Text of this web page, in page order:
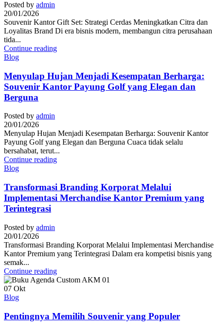
Posted by admin
20/01/2026
Souvenir Kantor Gift Set: Strategi Cerdas Meningkatkan Citra dan
Loyalitas Brand Di era bisnis modern, membangun citra perusahaan
tida...
Continue reading
Blog
Menyulap Hujan Menjadi Kesempatan Berharga:
Souvenir Kantor Payung Golf yang Elegan dan
Berguna
Posted by admin
20/01/2026
Menyulap Hujan Menjadi Kesempatan Berharga: Souvenir Kantor
Payung Golf yang Elegan dan Berguna Cuaca tidak selalu
bersahabat, terut...
Continue reading
Blog
Transformasi Branding Korporat Melalui
Implementasi Merchandise Kantor Premium yang
Terintegrasi
Posted by admin
20/01/2026
Transformasi Branding Korporat Melalui Implementasi Merchandise
Kantor Premium yang Terintegrasi Dalam era kompetisi bisnis yang
semak...
Continue reading
07 Okt
Blog
Pentingnya Memilih Souvenir yang Populer